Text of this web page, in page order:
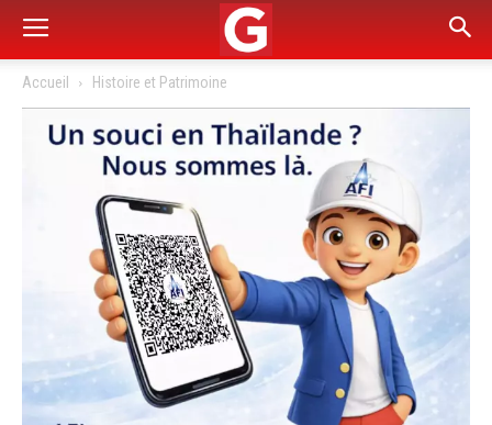
Accueil Histoire et Patrimoine